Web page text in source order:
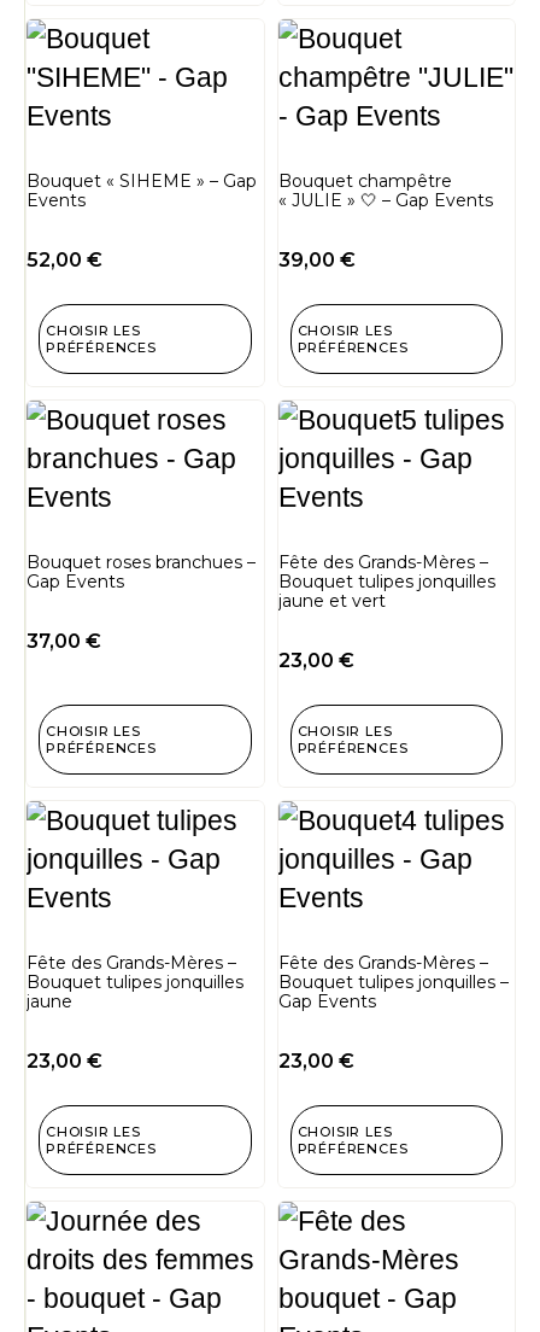
Bouquet « SIHEME » – Gap
Events
52,00 €
CHOISIR LES
PRÉFÉRENCES
Bouquet champêtre
« JULIE » 🤍 – Gap Events
39,00 €
CHOISIR LES
PRÉFÉRENCES
Bouquet roses branchues –
Gap Events
37,00 €
CHOISIR LES
PRÉFÉRENCES
Fête des Grands-Mères –
Bouquet tulipes jonquilles
jaune et vert
23,00 €
CHOISIR LES
PRÉFÉRENCES
Fête des Grands-Mères –
Bouquet tulipes jonquilles
jaune
23,00 €
CHOISIR LES
PRÉFÉRENCES
Fête des Grands-Mères –
Bouquet tulipes jonquilles –
Gap Events
23,00 €
CHOISIR LES
PRÉFÉRENCES